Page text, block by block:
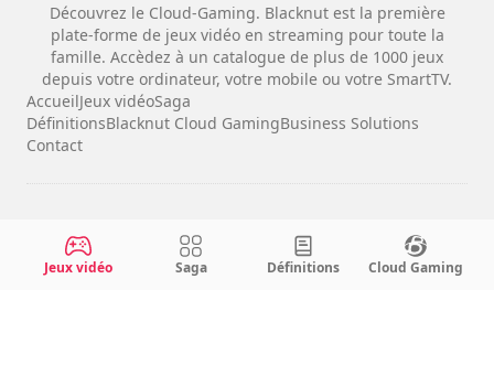
Découvrez le Cloud-Gaming. Blacknut est la première
plate-forme de jeux vidéo en streaming pour toute la
famille. Accèdez à un catalogue de plus de 1000 jeux
depuis votre ordinateur, votre mobile ou votre SmartTV.
AccueilJeux vidéoSaga
DéfinitionsBlacknut Cloud GamingBusiness Solutions
Contact
Mentions légales
Conditions d'utilisation
Confidentialité
Jeux vidéo Saga Définitions Cloud Gaming